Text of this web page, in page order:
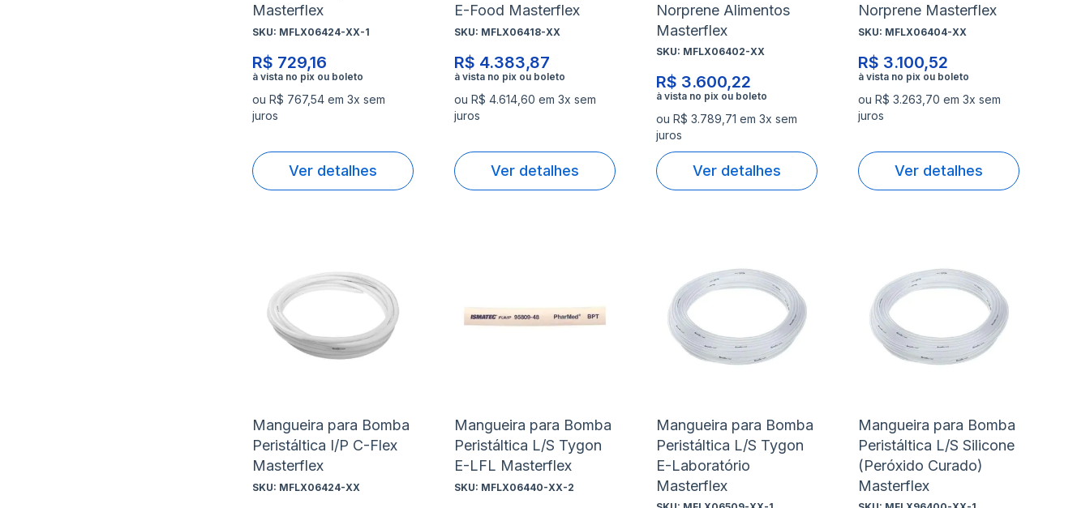
Masterflex
SKU: MFLX06424-XX-1
R$ 729,16
ou R$ 767,54 em 3x sem
juros
Ver detalhes
E-Food Masterflex
SKU: MFLX06418-XX
R$ 4.383,87
ou R$ 4.614,60 em 3x sem
juros
Ver detalhes
Norprene Alimentos
Masterflex
SKU: MFLX06402-XX
R$ 3.600,22
ou R$ 3.789,71 em 3x sem
juros
Ver detalhes
Norprene Masterflex
SKU: MFLX06404-XX
R$ 3.100,52
ou R$ 3.263,70 em 3x sem
juros
Ver detalhes
Mangueira para Bomba
Peristáltica I/P C-Flex
Masterflex
SKU: MFLX06424-XX
lista
para
Mangueira para Bomba
Peristáltica L/S Tygon
E-LFL Masterflex
SKU: MFLX06440-XX-2
lista
de
desejos
Adicionar
para
Comparar
Mangueira para Bomba
Peristáltica L/S Tygon
E-Laboratório
Masterflex
lista
de
desejos
Adicionar
para
Comparar
Mangueira para Bomba
Peristáltica L/S Silicone
(Peróxido Curado)
Masterflex